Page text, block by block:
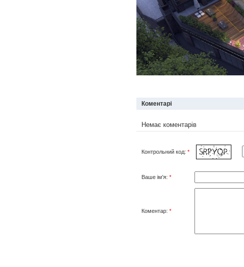
Коментарі
Немає коментарів
Контрольний код: *
Ваше ім'я: *
Коментар: *